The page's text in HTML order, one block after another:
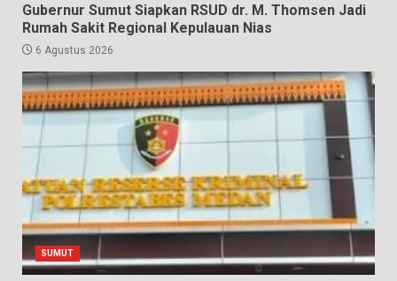
Gubernur Sumut Siapkan RSUD dr. M. Thomsen Jadi
Rumah Sakit Regional Kepulauan Nias
6 Agustus 2026
SUMUT